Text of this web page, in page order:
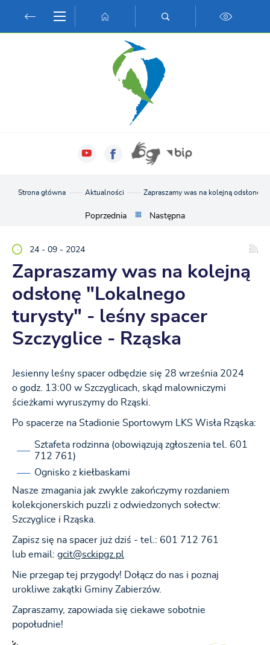
Przejdź do wyszukiwarki.
Przejdź do ustawień wielkości czcionki.
Włącz wersję kontrastową strony.
Strona główna Aktualności Zapraszamy was na kolejną odsłonę
Poprzednia Następna
24 - 09 - 2024
Zapraszamy was na kolejną
odsłonę "Lokalnego
turysty" - leśny spacer
Szczyglice - Rząska
Jesienny leśny spacer odbędzie się 28 września 2024
o godz. 13:00 w Szczyglicach, skąd malowniczymi
ścieżkami wyruszymy do Rząski.
Po spacerze na Stadionie Sportowym LKS Wisła Rząska:
Sztafeta rodzinna (obowiązują zgłoszenia tel. 601
712 761)
Ognisko z kiełbaskami
Nasze zmagania jak zwykle zakończymy rozdaniem
kolekcjonerskich puzzli z odwiedzonych sołectw:
Szczyglice i Rząska.
Zapisz się na spacer już dziś - tel.: 601 712 761
lub email: gcit@sckipgz.pl
Nie przegap tej przygody! Dołącz do nas i poznaj
urokliwe zakątki Gminy Zabierzów.
Zapraszamy, zapowiada się ciekawe sobotnie
popołudnie!